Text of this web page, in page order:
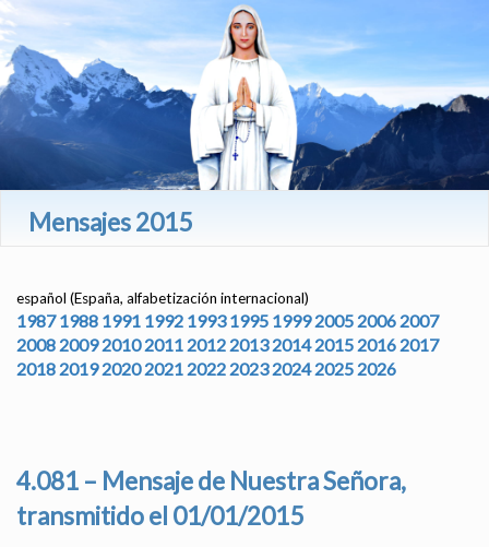
Mensajes 2015
español (España, alfabetización internacional)
1987 1988 1991 1992 1993 1995 1999 2005 2006 2007
2008 2009 2010 2011 2012 2013 2014 2015 2016 2017
2018 2019 2020 2021 2022 2023 2024 2025 2026
4.081 – Mensaje de Nuestra Señora,
transmitido el 01/01/2015